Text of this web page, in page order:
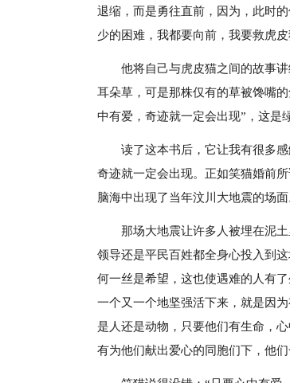
退缩，而是勇往直前，因为，此时
少的困难，我都要向前，我要救虎皮
他将自己与虎皮猫之间的故事
耳朵草，可是那株仅有的草被馋嘴
中有爱，奇迹就一定会出现”，这是
读了这本书后，它让我有很多
奇迹就一定会出现。正如笑猫婚前
脑海中出现了当年汶川大地震的场面
那场大地震让许多人被埋在泥
领导还是平民百姓都全身心投入到
何一丝是希望，这也使遇难的人有
一个又一个地坚强活下来，就是因
是人还是动物，只要他们有生命，
有为他们献出爱心的同胞们下，他